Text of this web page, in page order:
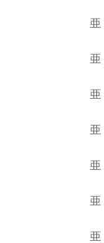
亜
亜
亜
亜
亜
亜
亜